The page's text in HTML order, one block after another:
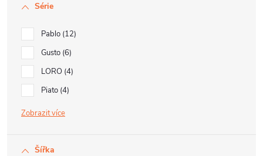
Série
Pablo 12
Gusto 6
LORO 4
Piato 4
Zobrazit
Šířka